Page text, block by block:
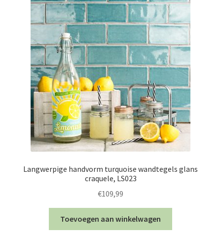
Langwerpige handvorm turquoise wandtegels glans
craquele, LS023
€109,99
Toevoegen aan winkelwagen